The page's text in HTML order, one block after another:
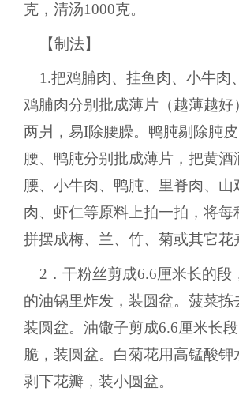
克，清汤1000克。
【制法】
1.把鸡脯肉、挂鱼肉、小牛肉
鸡脯肉分别批成薄片（越薄越好
两爿，易I除腰臊。鸭肫剔除肫
腰、鸭肫分别批成薄片，把黄酒
腰、小牛肉、鸭肫、里脊肉、山
肉、虾仁等原料上拍一拍，将每
拼摆成梅、兰、竹、菊或其它花
2．干粉丝剪成6.6厘米长的段
的油锅里炸发，装圆盆。菠菜拣
装圆盆。油馓子剪成6.6厘米长
脆，装圆盆。白菊花用高锰酸钾
剥下花瓣，装小圆盆。